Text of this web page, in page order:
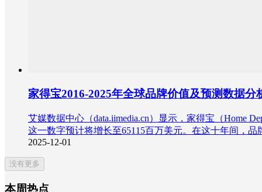
家得宝2016-2025年全球品牌价值及预测数据分
艾媒数据中心（data.iimedia.cn）显示，家得宝（Home
这一数字预计将增长至65115百万美元。在这十年间，品
2025-12-01
没有更多
本周热点